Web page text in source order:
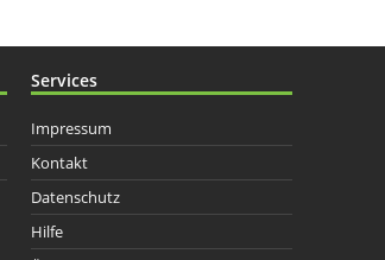
Services
Impressum
Kontakt
Datenschutz
Hilfe